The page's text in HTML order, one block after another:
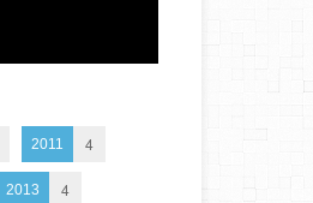
2011 4
2013 4